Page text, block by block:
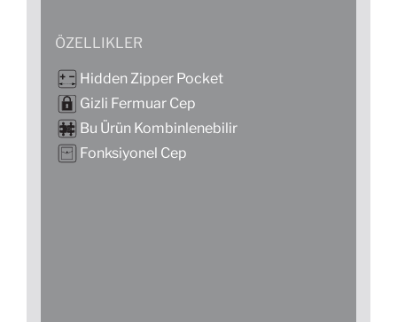
ÖZELLIKLER
Hidden Zipper Pocket
Gizli Fermuar Cep
Bu Ürün Kombinlenebilir
Fonksiyonel Cep